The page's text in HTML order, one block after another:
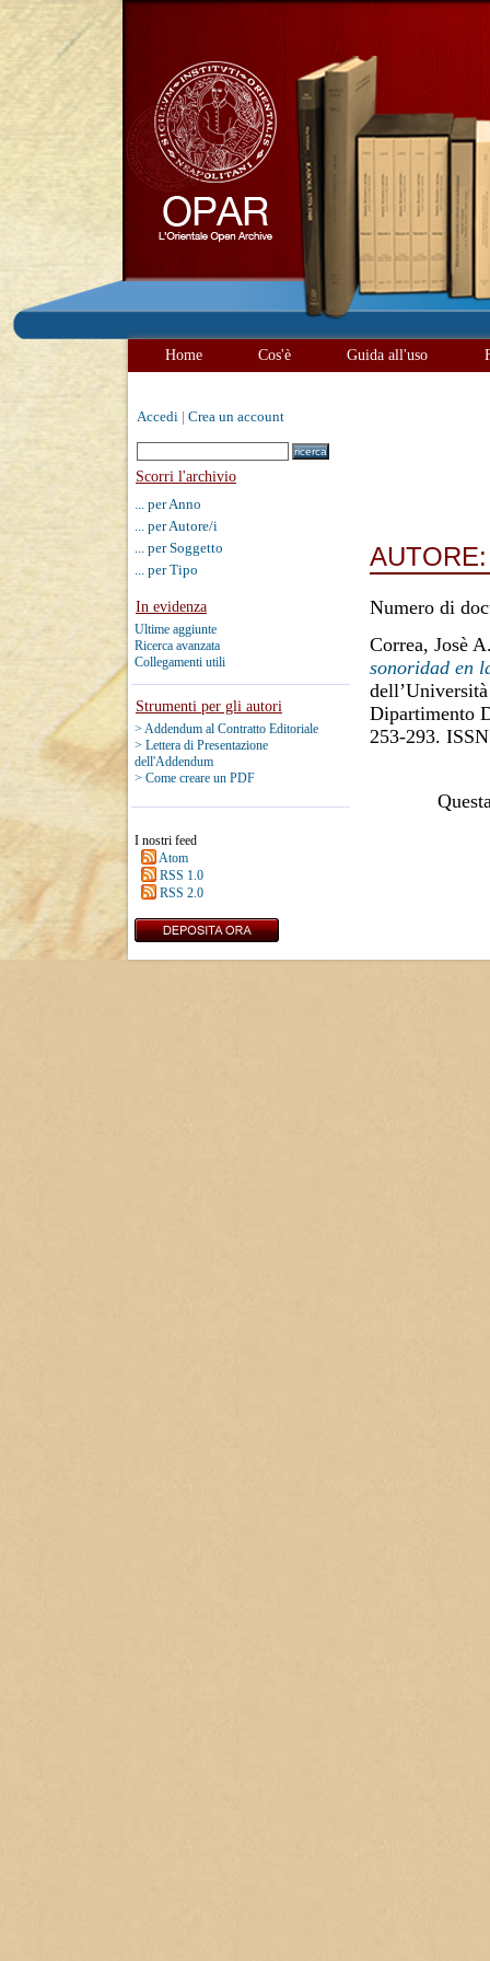
Home Cos'è Guida all'uso
Accedi Crea un account
Scorri l'archivio
... per Anno
... per Autore/i
... per Soggetto
... per Tipo
In evidenza
Ultime aggiunte
Ricerca avanzata
Collegamenti utili
Strumenti per gli autori
> Addendum al Contratto Editoriale
> Lettera di Presentazione
dell'Addendum
> Come creare un PDF
I nostri feed
Atom
RSS 1.0
RSS 2.0
Numero di
Correa, Josè
sonoridad en
Dipartimento
253-293.